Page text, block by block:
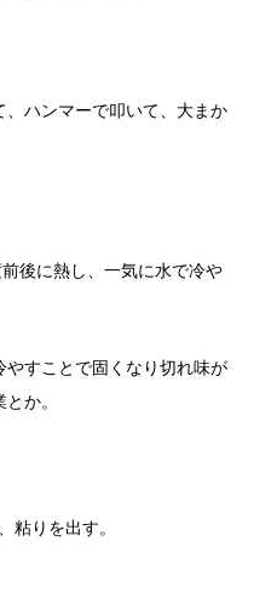
ハンマーで叩いて、大まか
後に熱し、一気に水で冷や
やすことで固くなり切れ味が
か。
粘りを出す。